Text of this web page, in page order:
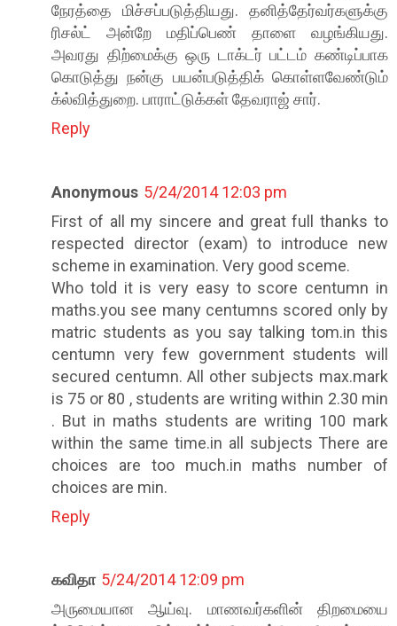
நேரத்தை மிச்சப்படுத்தியது. தனித்தேர்வர்களுக்கு
ரிசல்ட் அன்றே மதிப்பெண் தாளை வழங்கியது.
அவரது திற்மைக்கு ஒரு டாக்டர் பட்டம் கண்டிப்பாக
கொடுத்து நன்கு பயன்படுத்திக் கொள்ளவேண்டும்
க்ல்வித்துறை. பாராட்டுக்கள் தேவராஜ் சார்.
Reply
Anonymous 5/24/2014 12:03 pm
First of all my sincere and great full thanks to
respected director (exam) to introduce new
scheme in examination. Very good sceme.
Who told it is very easy to score centumn in
maths.you see many centumns scored only by
matric students as you say talking tom.in this
centumn very few government students will
secured centumn. All other subjects max.mark
is 75 or 80 , students are writing within 2.30 min
. But in maths students are writing 100 mark
within the same time.in all subjects There are
choices are too much.in maths number of
choices are min.
Reply
கவிதா 5/24/2014 12:09 pm
அருமையான ஆய்வு. மாணவர்களின் திறமையை